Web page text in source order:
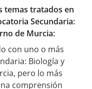
temas tratados en
Secundaria:
de Murcia:
con uno o más
Biología y
pero lo más
comprensión